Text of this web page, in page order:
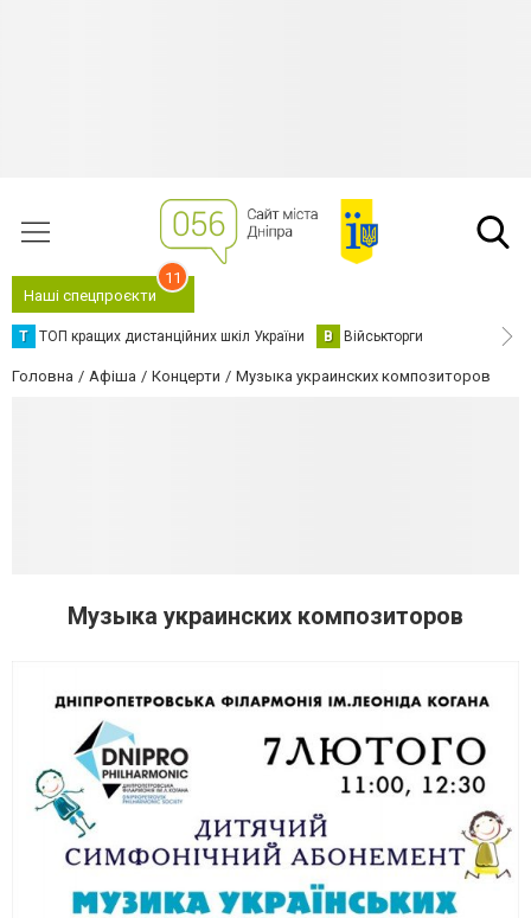
Наші спецпроєкти
11
Т ТОП кращих дистанційних шкіл України В Військторги
Головна Афіша Концерти Музыка украинских композиторов
Музыка украинских композиторов